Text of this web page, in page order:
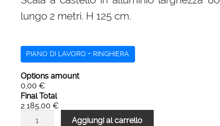
era:
lungo 2 metri. H 125 cm.
PIANO DI LAVORO + RINGHIERA
Options amount
0,00 €
Final Total
2.185,00 €
Aggiungi al carrello